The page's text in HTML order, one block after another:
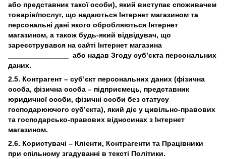
або представник такої особи), який виступає споживачем
товарів/послуг, що надаються Інтернет магазином та
персональні дані якого обробляються Інтернет
магазином, а також будь-який відвідувач, що
зареєструвався на сайті Інтернет магазина
або надав Згоду субʼєкта персональних
даних.
2.5. Контрагент – суб’єкт персональних даних (фізична
особа, фізична особа – підприємець, представник
юридичної особи, фізичні особи без статусу
господарюючого суб’єкта), який діє у цивільно-правових
та господарсько-правових відносинах з Інтернет
магазином.
2.6. Користувачі – Клієнти, Контрагенти та Працівники
при спільному згадуванні в тексті Політики.